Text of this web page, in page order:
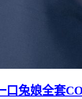
口兔娘全套